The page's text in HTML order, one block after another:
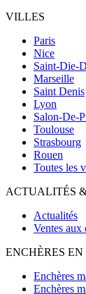
VILLES
Paris
Nice
Saint-Die-
Marseille
Saint Denis
Lyon
Salon-De-
Toulouse
Strasbourg
Rouen
Toutes les
ACTUALITÉS
Actualités
Ventes aux
ENCHÈRES
Enchères
Enchères